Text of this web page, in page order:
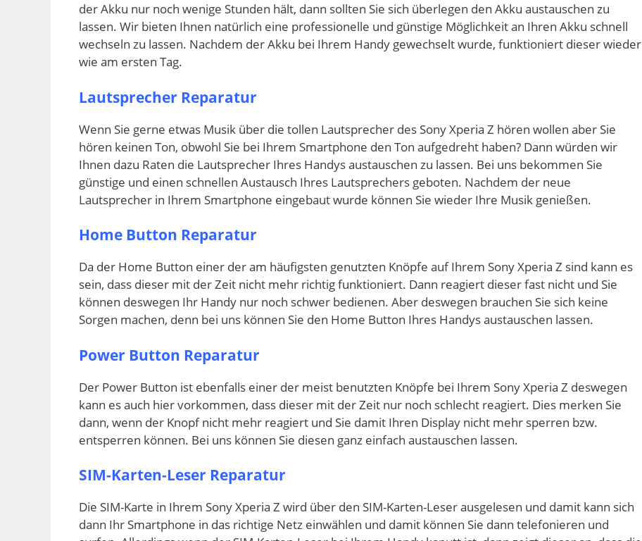
der Akku nur noch wenige Stunden hält, dann sollten Sie sich überlegen den Akku austauschen zu
lassen. Wir bieten Ihnen natürlich eine professionelle und günstige Möglichkeit an Ihren Akku schnell
wechseln zu lassen. Nachdem der Akku bei Ihrem Handy gewechselt wurde, funktioniert dieser wieder
wie am ersten Tag.
Lautsprecher Reparatur
Wenn Sie gerne etwas Musik über die tollen Lautsprecher des Sony Xperia Z hören wollen aber Sie
hören keinen Ton, obwohl Sie bei Ihrem Smartphone den Ton aufgedreht haben? Dann würden wir
Ihnen dazu Raten die Lautsprecher Ihres Handys austauschen zu lassen. Bei uns bekommen Sie
günstige und einen schnellen Austausch Ihres Lautsprechers geboten. Nachdem der neue
Lautsprecher in Ihrem Smartphone eingebaut wurde können Sie wieder Ihre Musik genießen.
Home Button Reparatur
Da der Home Button einer der am häufigsten genutzten Knöpfe auf Ihrem Sony Xperia Z sind kann es
sein, dass dieser mit der Zeit nicht mehr richtig funktioniert. Dann reagiert dieser fast nicht und Sie
können deswegen Ihr Handy nur noch schwer bedienen. Aber deswegen brauchen Sie sich keine
Sorgen machen, denn bei uns können Sie den Home Button Ihres Handys austauschen lassen.
Power Button Reparatur
Der Power Button ist ebenfalls einer der meist benutzten Knöpfe bei Ihrem Sony Xperia Z deswegen
kann es auch hier vorkommen, dass dieser mit der Zeit nur noch schlecht reagiert. Dies merken Sie
dann, wenn der Knopf nicht mehr reagiert und Sie damit Ihren Display nicht mehr sperren bzw.
entsperren können. Bei uns können Sie diesen ganz einfach austauschen lassen.
SIM-Karten-Leser Reparatur
Die SIM-Karte in Ihrem Sony Xperia Z wird über den SIM-Karten-Leser ausgelesen und damit kann sich
dann Ihr Smartphone in das richtige Netz einwählen und damit können Sie dann telefonieren und